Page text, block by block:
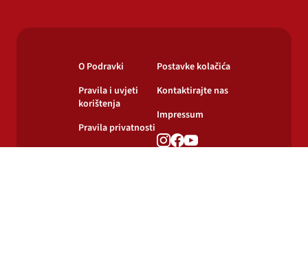
O Podravki
Pravila i uvjeti
korištenja
Pravila privatnosti
Postavke kolačića
Kontaktirajte nas
Impressum